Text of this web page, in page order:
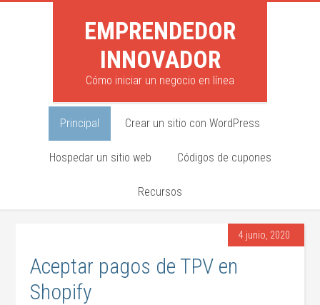
EMPRENDEDOR
INNOVADOR
Cómo iniciar un negocio en línea
Principal Crear un sitio con WordPress
Hospedar un sitio web Códigos de cupones
Recursos
4 junio, 2020
Aceptar pagos de TPV en
Shopify